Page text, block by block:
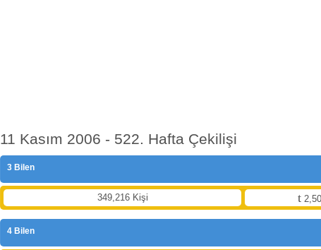
11 Kasım 2006 - 522. Hafta Çekilişi
3 Bilen
349,216 Kişi
4 Bilen